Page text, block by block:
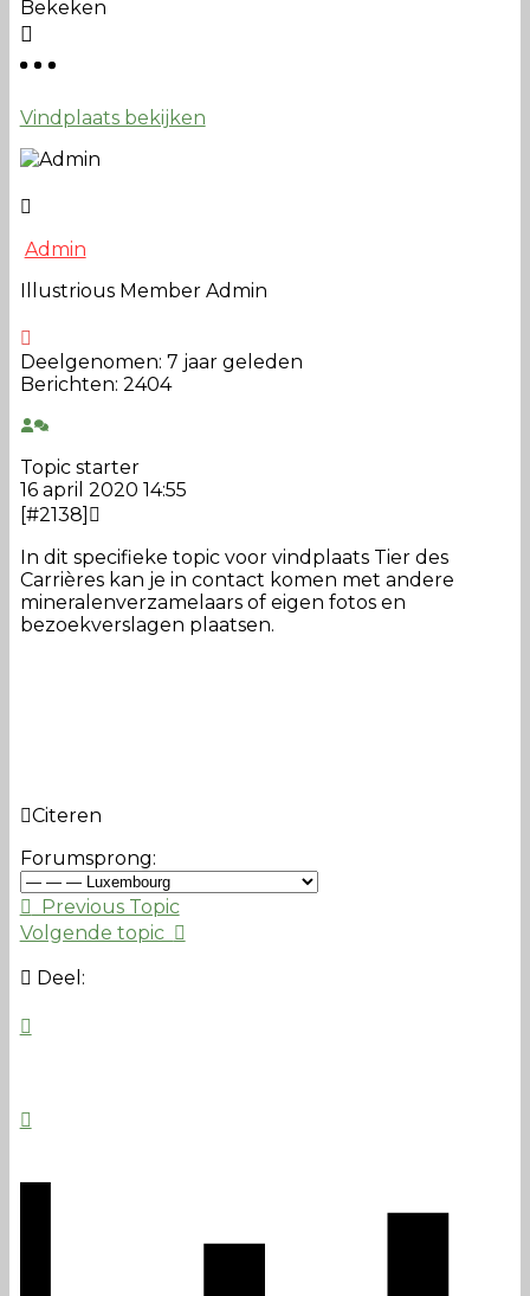
Bekeken
Vindplaats bekijken
Admin
Illustrious Member Admin
Deelgenomen: 7 jaar geleden
Berichten: 2404
Topic starter
16 april 2020 14:55
[#2138]
In dit specifieke topic voor vindplaats Tier des
Carrières kan je in contact komen met andere
mineralenverzamelaars of eigen fotos en
bezoekverslagen plaatsen.
Citeren
Forumsprong:
Previous Topic
Volgende topic
Deel: